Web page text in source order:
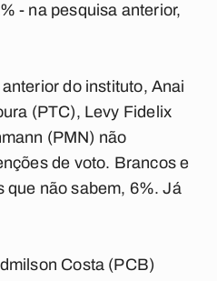
- na pesquisa anterior,
do instituto, Anai
(PTC), Levy Fidelix
(PMN) não
de voto. Brancos e
que não sabem, 6%. Já
Costa (PCB)